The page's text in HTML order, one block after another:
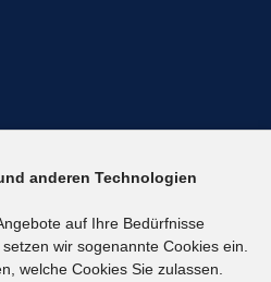
anderen Technologien
auf Ihre Bedürfnisse
wir sogenannte Cookies ein.
welche Cookies Sie zulassen.